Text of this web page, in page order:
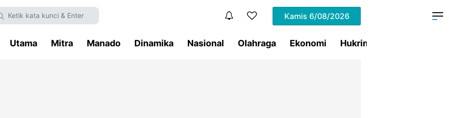
Kamis 6/08/2026
Utama Mitra Manado Dinamika Nasional Olahraga Ekonomi Hukrim